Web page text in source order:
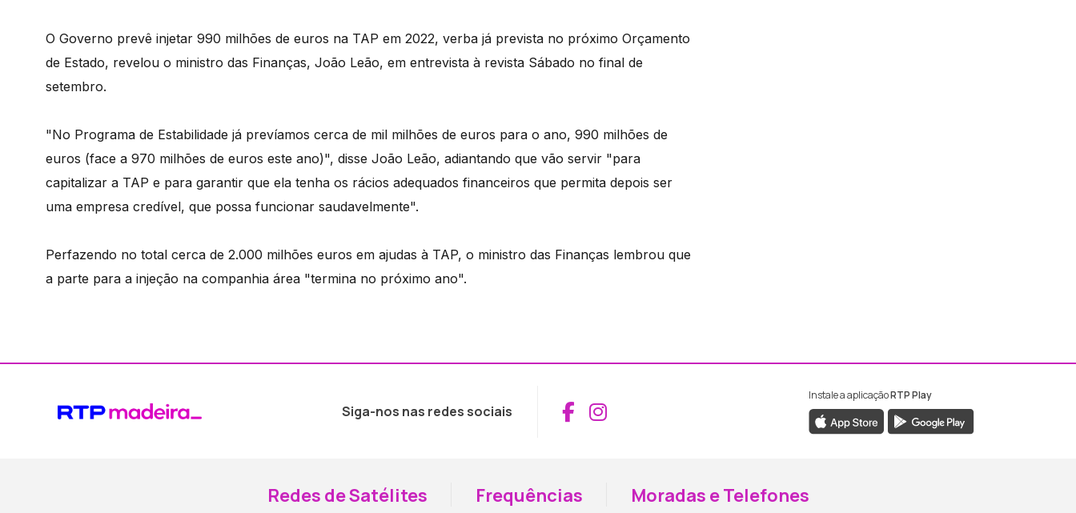
O Governo prevê injetar 990 milhões de euros na TAP em 2022, verba já prevista no próximo Orçamento
de Estado, revelou o ministro das Finanças, João Leão, em entrevista à revista Sábado no final de
setembro.
"No Programa de Estabilidade já prevíamos cerca de mil milhões de euros para o ano, 990 milhões de
euros (face a 970 milhões de euros este ano)", disse João Leão, adiantando que vão servir "para
capitalizar a TAP e para garantir que ela tenha os rácios adequados financeiros que permita depois ser
uma empresa credível, que possa funcionar saudavelmente".
Perfazendo no total cerca de 2.000 milhões euros em ajudas à TAP, o ministro das Finanças lembrou que
a parte para a injeção na companhia área "termina no próximo ano".
Siga-nos nas redes sociais Aceder ao Facebook da RTP Madeira
Aceder ao Instagram da RTP Madeira
Instale a aplicaçãoRTP Play
Redes de Satélites Frequências Moradas e Telefones